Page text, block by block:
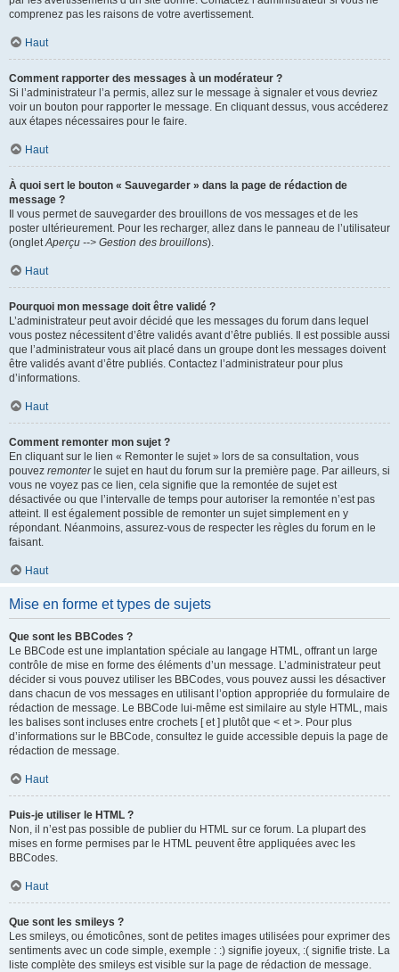
comprenez pas les raisons de votre avertissement.
Haut
Comment rapporter des messages à un modérateur ?
Si l’administrateur l’a permis, allez sur le message à signaler et vous devriez
voir un bouton pour rapporter le message. En cliquant dessus, vous accéderez
aux étapes nécessaires pour le faire.
Haut
À quoi sert le bouton « Sauvegarder » dans la page de rédaction de
message ?
Il vous permet de sauvegarder des brouillons de vos messages et de les
poster ultérieurement. Pour les recharger, allez dans le panneau de l’utilisateur
(ongletAperçu --> Gestion des brouillons).
Haut
Pourquoi mon message doit être validé ?
L’administrateur peut avoir décidé que les messages du forum dans lequel
vous postez nécessitent d’être validés avant d’être publiés. Il est possible aussi
que l’administrateur vous ait placé dans un groupe dont les messages doivent
être validés avant d’être publiés. Contactez l’administrateur pour plus
d’informations.
Haut
Comment remonter mon sujet ?
En cliquant sur le lien « Remonter le sujet » lors de sa consultation, vous
pouvez remonterle sujet en haut du forum sur la première page. Par ailleurs, si
vous ne voyez pas ce lien, cela signifie que la remontée de sujet est
désactivée ou que l’intervalle de temps pour autoriser la remontée n’est pas
atteint. Il est également possible de remonter un sujet simplement en y
répondant. Néanmoins, assurez-vous de respecter les règles du forum en le
faisant.
Haut
Mise en forme et types de sujets
Que sont les BBCodes ?
Le BBCode est une implantation spéciale au langage HTML, offrant un large
contrôle de mise en forme des éléments d’un message. L’administrateur peut
décider si vous pouvez utiliser les BBCodes, vous pouvez aussi les désactiver
dans chacun de vos messages en utilisant l’option appropriée du formulaire de
rédaction de message. Le BBCode lui-même est similaire au style HTML, mais
les balises sont incluses entre crochets [ et ] plutôt que < et >. Pour plus
d’informations sur le BBCode, consultez le guide accessible depuis la page de
rédaction de message.
Haut
Puis-je utiliser le HTML ?
Non, il n’est pas possible de publier du HTML sur ce forum. La plupart des
mises en forme permises par le HTML peuvent être appliquées avec les
BBCodes.
Haut
Que sont les smileys ?
Les smileys, ou émoticônes, sont de petites images utilisées pour exprimer des
sentiments avec un code simple, exemple : :) signifie joyeux, :( signifie triste. La
liste complète des smileys est visible sur la page de rédaction de message.